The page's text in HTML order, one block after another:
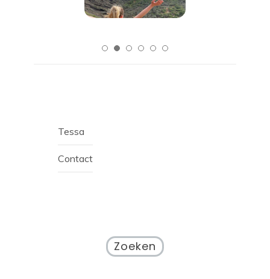
Tessa
Contact
Zoeken